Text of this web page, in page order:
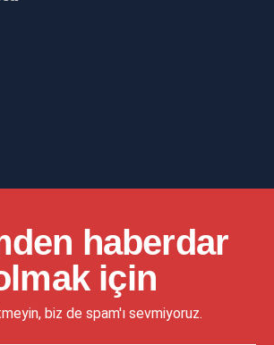
haberdar
için
biz de spam'ı sevmiyoruz.